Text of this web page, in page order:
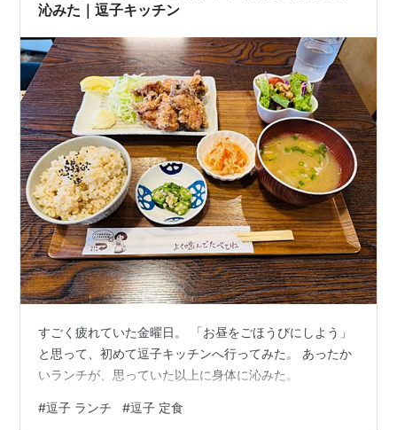
沁みた｜逗子キッチン
すごく疲れていた金曜日。 「お昼をごほうびにしよう」
と思って、初めて逗子キッチンへ行ってみた。 あったか
いランチが、思っていた以上に身体に沁みた。
#逗子 ランチ #逗子 定食